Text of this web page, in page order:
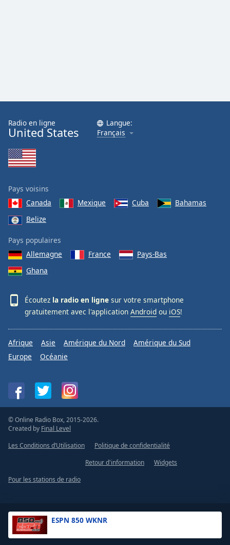
ESPN 850 WKNR
Radio en ligne
United States
Langue:
Français
Pays voisins
Canada
Mexique Cuba
Bahamas
Belize
Pays populaires
Allemagne
France
Pays-Bas
Ghana
Écoutez la radio en ligne sur votre smartphone
gratuitement avec l'application Android ou iOS!
Afrique Asie Amérique du Nord
Amérique du Sud
Europe
Océanie
© Online Radio Box, 2015-2026.
Created by Final Level
Les Conditions d’Utilisation
Politique de confidentialité
Retour d'information
Widgets
Pour les stations de radio